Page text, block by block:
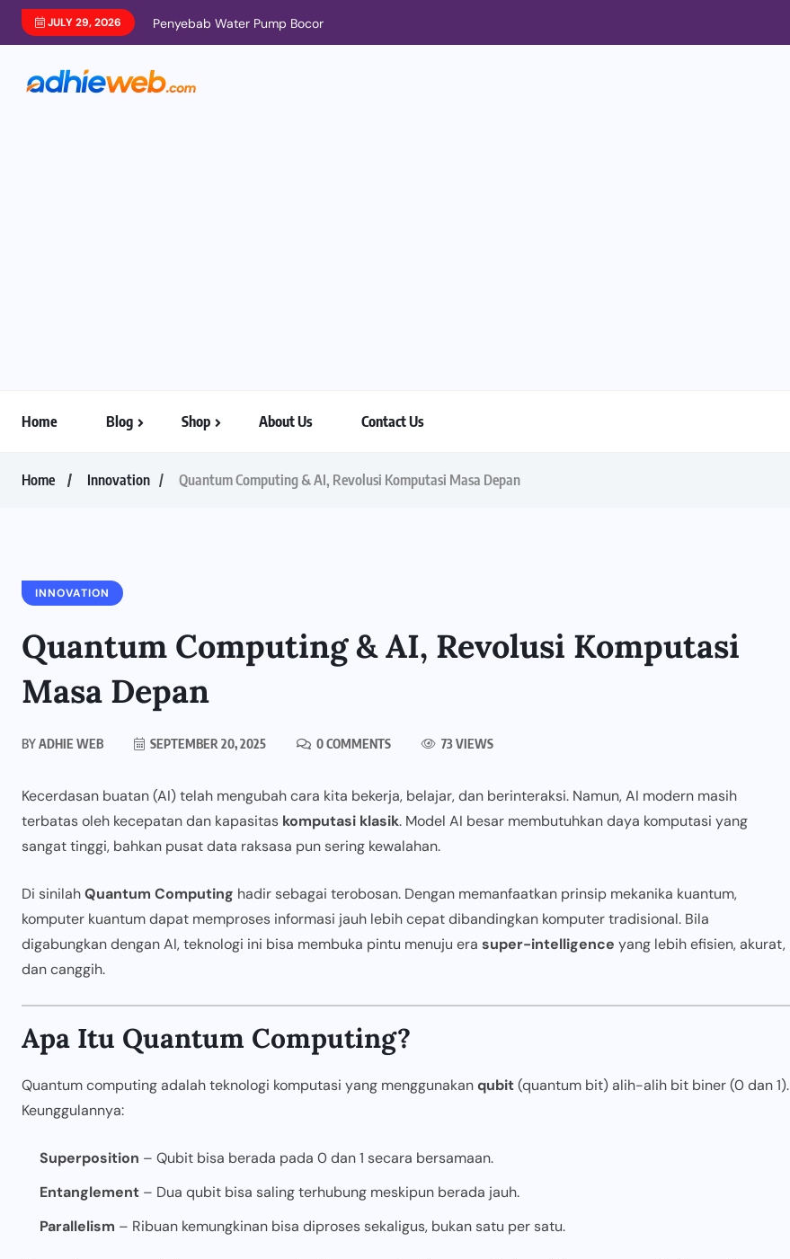
JULY 29, 2026 Penyebab Water Pump Bocor
Home Blog Shop About Us Contact Us
Home Innovation Quantum Computing & AI, Revolusi Komputasi Masa Depan
INNOVATION
Quantum Computing & AI, Revolusi Komputasi
Masa Depan
BYADHIE WEB SEPTEMBER 20, 2025 0 COMMENTS 73 VIEWS
Kecerdasan buatan (AI) telah mengubah cara kita bekerja, belajar, dan berinteraksi. Namun, AI modern masih
terbatas oleh kecepatan dan kapasitas komputasi klasik. Model AI besar membutuhkan daya komputasi yang
sangat tinggi, bahkan pusat data raksasa pun sering kewalahan.
Di sinilahQuantum Computing hadir sebagai terobosan. Dengan memanfaatkan prinsip mekanika kuantum,
komputer kuantum dapat memproses informasi jauh lebih cepat dibandingkan komputer tradisional. Bila
digabungkan dengan AI, teknologi ini bisa membuka pintu menuju era super-intelligence yang lebih efisien, akurat,
dan canggih.
Apa Itu Quantum Computing?
Quantum computing adalah teknologi komputasi yang menggunakanqubit(quantum bit) alih-alih bit biner (0 dan 1).
Keunggulannya:
Superposition – Qubit bisa berada pada 0 dan 1 secara bersamaan.
Entanglement – Dua qubit bisa saling terhubung meskipun berada jauh.
Parallelism – Ribuan kemungkinan bisa diproses sekaligus, bukan satu per satu.